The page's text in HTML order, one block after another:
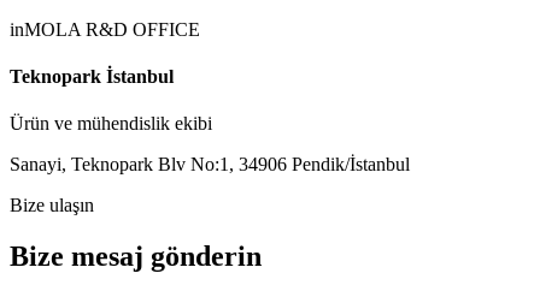
inMOLA R&D OFFICE
Teknopark İstanbul
Ürün ve mühendislik ekibi
Sanayi, Teknopark Blv No:1, 34906 Pendik/İstanbul
Bize ulaşın
Bize mesaj gönderin